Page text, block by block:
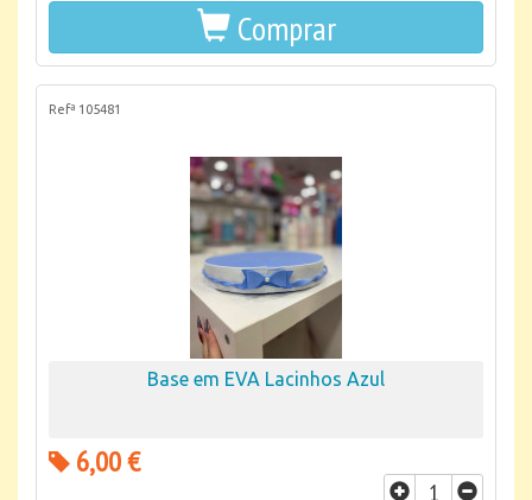
Comprar
Refª 105481
Base em EVA Lacinhos Azul
6,00 €